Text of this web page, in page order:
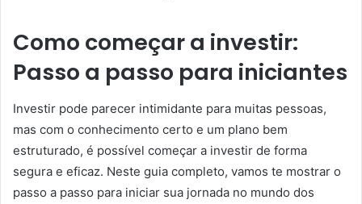
Como começar a investir:
Passo a passo para iniciantes
Investir pode parecer intimidante para muitas pessoas,
mas com o conhecimento certo e um plano bem
estruturado, é possível começar a investir de forma
segura e eficaz. Neste guia completo, vamos te mostrar o
passo a passo para iniciar sua jornada no mundo dos